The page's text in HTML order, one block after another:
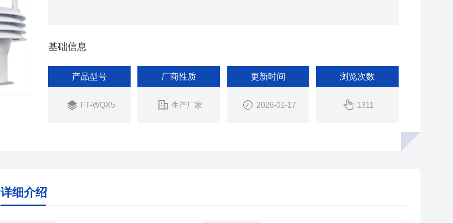
基础信息
产品型号
FT-WQX5
厂商性质
生产厂家
更新时间
2026-01-17
浏览次数
1311
详细介绍